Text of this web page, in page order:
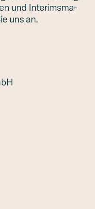
und Interims­ma­
uns an.